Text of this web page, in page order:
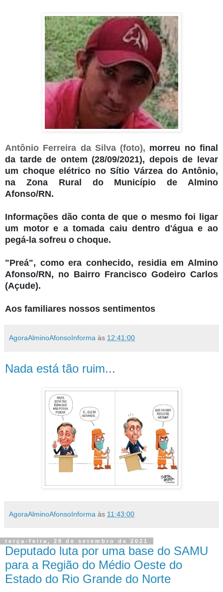
Antônio Ferreira da Silva (foto), morreu no final
da tarde de ontem (28/09/2021), depois de levar
um choque elétrico no Sítio Várzea do Antônio,
na Zona Rural do Município de Almino
Afonso/RN.
Informações dão conta de que o mesmo foi ligar
um motor e a tomada caiu dentro d'água e ao
pegá-la sofreu o choque.
"Preá", como era conhecido, residia em Almino
Afonso/RN, no Bairro Francisco Godeiro Carlos
(Açude).
Aos familiares nossos sentimentos
AgoraAlminoAfonsoInforma às 12:41:00
Nada está tão ruim...
AgoraAlminoAfonsoInforma às 11:43:00
terça-feira, 28 de setembro de 2021
Deputado luta por uma base do SAMU
para a Região do Médio Oeste do
Estado do Rio Grande do Norte